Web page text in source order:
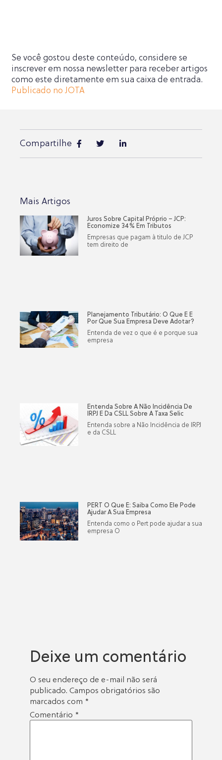
Se você gostou deste conteúdo, considere se
inscrever em nossa newsletter para receber artigos
como este diretamente em sua caixa de entrada.
Publicado no JOTA
Compartilhe
Mais Artigos
Juros Sobre Capital Próprio – JCP:
Economize 34% Em Tributos
Empresas que pagam à titulo de JCP
tem direito de
Planejamento Tributário: O Que É E
Por Que Sua Empresa Deve Adotar?
Entenda de vez o que é e porque sua
empresa
Entenda Sobre A Não Incidência De
IRPJ E Da CSLL Sobre A Taxa Selic
Entenda sobre a Não Incidência de IRPJ
e da CSLL
PERT O Que É: Saiba Como Ele Pode
Ajudar A Sua Empresa
Entenda como o Pert pode ajudar a sua
empresa O
Deixe um comentário
O seu endereço de e-mail não será
publicado. Campos obrigatórios são
marcados com *
Comentário *